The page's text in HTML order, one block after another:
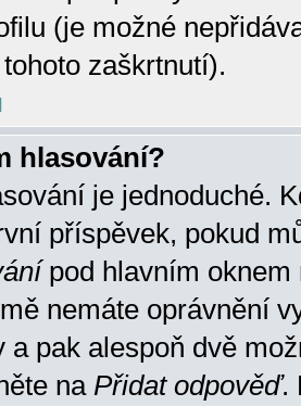
(je možné
zaškrtnutí).
hlasování?
je jednoduché.
příspěvek, pokud
pod hlavním oknem
nemáte oprávnění
a pak alespoň dvě
na Přidat odpověď.